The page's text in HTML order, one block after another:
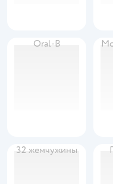
Oral-B
32 жемчужины